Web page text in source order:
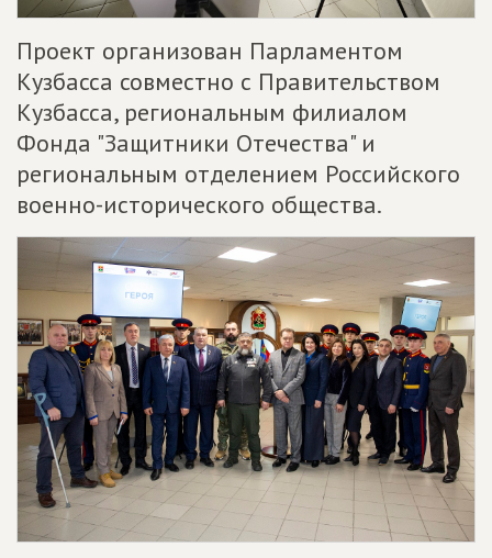
Проект организован Парламентом
Кузбасса совместно с Правительством
Кузбасса, региональным филиалом
Фонда "Защитники Отечества" и
региональным отделением Российского
военно-исторического общества.